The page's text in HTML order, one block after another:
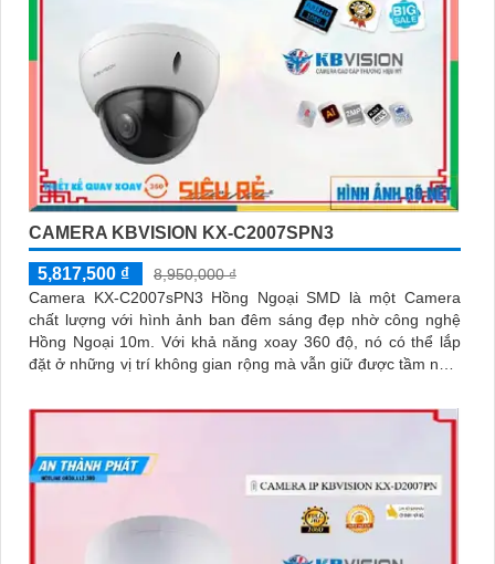
CAMERA KBVISION KX-C2007SPN3
5,817,500 ₫
8,950,000 ₫
Camera KX-C2007sPN3 Hồng Ngoại SMD là một Camera
chất lượng với hình ảnh ban đêm sáng đẹp nhờ công nghệ
Hồng Ngoại 10m. Với khả năng xoay 360 độ, nó có thể lắp
đặt ở những vị trí không gian rộng mà vẫn giữ được tầm nhìn